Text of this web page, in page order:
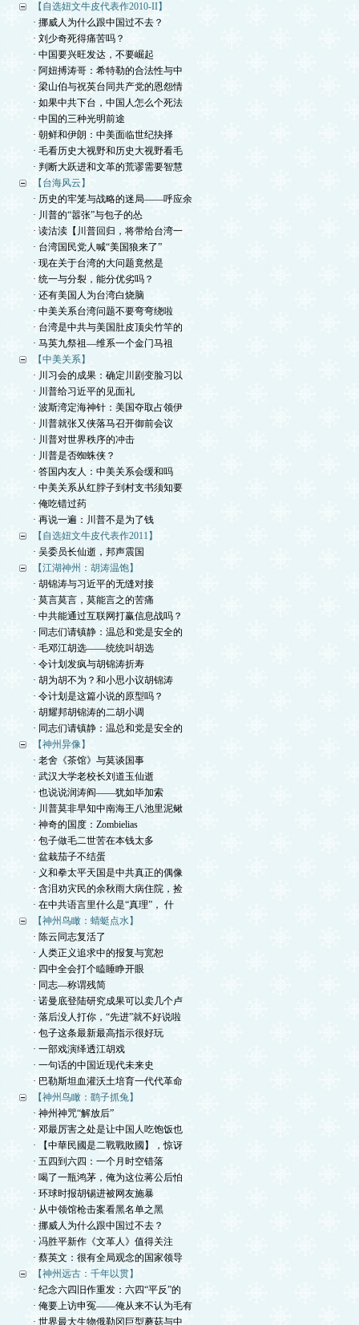
【自选妞文牛皮代表作2010-II】
· 挪威人为什么跟中国过不去？
· 刘少奇死得痛苦吗？
· 中国要兴旺发达，不要崛起
· 阿妞搏涛哥：希特勒的合法性与中
· 梁山伯与祝英台同共产党的恩怨情
· 如果中共下台，中国人怎么个死法
· 中国的三种光明前途
· 朝鲜和伊朗：中美面临世纪抉择
· 毛看历史大视野和历史大视野看毛
· 判断大跃进和文革的荒谬需要智慧
【台海风云】
· 历史的牢笼与战略的迷局——呼应余
· 川普的“嚣张”与包子的怂
· 读沽渎【川普回归，将带给台湾一
· 台湾国民党人喊“美国狼来了”
· 现在关于台湾的大问题竟然是
· 统一与分裂，能分优劣吗？
· 还有美国人为台湾白烧脑
· 中美关系台湾问题不要弯弯绕啦
· 台湾是中共与美国肚皮顶尖竹竿的
· 马英九祭祖—维系一个金门马祖
【中美关系】
· 川习会的成果：确定川剧变脸习以
· 川普给习近平的见面礼
· 波斯湾定海神针：美国夺取占领伊
· 川普就张又侠落马召开御前会议
· 川普对世界秩序的冲击
· 川普是否蜘蛛侠？
· 答国内友人：中美关系会缓和吗
· 中美关系从红脖子到村支书须知要
· 俺吃错过药
· 再说一遍：川普不是为了钱
【自选妞文牛皮代表作2011】
· 吴委员长仙逝，邦声震国
【江湖神州：胡涛温饱】
· 胡锦涛与习近平的无缝对接
· 莫言莫言，莫能言之的苦痛
· 中共能通过互联网打赢信息战吗？
· 同志们请镇静：温总和党是安全的
· 毛邓江胡选——统统叫胡选
· 令计划发疯与胡锦涛折寿
· 胡为胡不为？和小思小议胡锦涛
· 令计划是这篇小说的原型吗？
· 胡耀邦胡锦涛的二胡小调
· 同志们请镇静：温总和党是安全的
【神州异像】
· 老舍《茶馆》与莫谈国事
· 武汉大学老校长刘道玉仙逝
· 也说说润涛阎——犹如毕加索
· 川普莫非早知中南海王八池里泥鳅
· 神奇的国度：Zombielias
· 包子做毛二世苦在本钱太多
· 盆栽茄子不结蛋
· 义和拳太平天国是中共真正的偶像
· 含泪劝灾民的余秋雨大病住院，捡
· 在中共语言里什么是“真理”， 什
【神州鸟瞰：蜻蜓点水】
· 陈云同志复活了
· 人类正义追求中的报复与宽恕
· 四中全会打个瞌睡睁开眼
· 同志—称谓残简
· 诺曼底登陆研究成果可以卖几个卢
· 落后没人打你，“先进”就不好说啦
· 包子这条最新最高指示很好玩
· 一部戏演绎透江胡戏
· 一句话的中国近现代未来史
· 巴勒斯坦血灌沃土培育一代代革命
【神州鸟瞰：鹞子抓兔】
· 神州神咒“解放后”
· 邓最厉害之处是让中国人吃饱饭也
· 【中華民國是二戰戰敗國】，惊讶
· 五四到六四：一个月时空错落
· 喝了一瓶鸿茅，俺为这位蒋公后怕
· 环球时报胡锡进被网友施暴
· 从中领馆枪击案看黑名单之黑
· 挪威人为什么跟中国过不去？
· 冯胜平新作《文革人》值得关注
· 蔡英文：很有全局观念的国家领导
【神州远古：千年以贯】
· 纪念六四旧作重发：六四“平反”的
· 俺要上访申冤——俺从来不认为毛有
· 世界最大生物俄勒冈巨型蘑菇与中